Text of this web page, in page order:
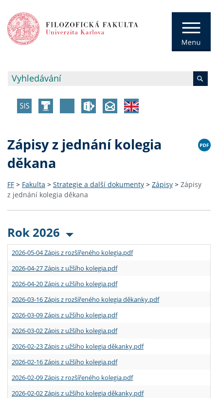
Zápisy z jednání kolegia
děkana
FF > Fakulta > Strategie a další dokumenty > Zápisy > Zápisy
z jednání kolegia děkana
Rok 2026
2026-05-04 Zápis z rozšířeného kolegia.pdf
2026-04-27 Zápis z užšího kolegia.pdf
2026-04-20 Zápis z užšího kolegia.pdf
2026-03-16 Zápis z rozšířeného kolegia děkanky.pdf
2026-03-09 Zápis z užšího kolegia.pdf
2026-03-02 Zápis z užšího kolegia.pdf
2026-02-23 Zápis z užšího kolegia děkanky.pdf
2026-02-16 Zápis z užšího kolegia.pdf
2026-02-09 Zápis z rozšířeného kolegia.pdf
2026-02-02 Zápis z užšího kolegia děkanky.pdf